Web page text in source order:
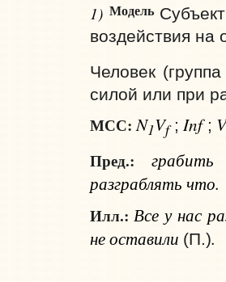
1) Модель
воздействия на
Человек
силой или при
МСС: N1Vf; Inf; V
Пред.:
разграблять что.
Илл.: Все у нас
не оставили (П.).